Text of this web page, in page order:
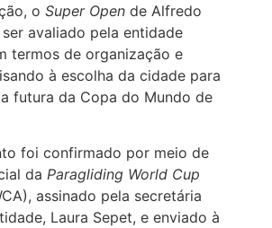
o Super Open de Alfredo
avaliado pela entidade
termos de organização e
à escolha da cidade para
futura da Copa do Mundo de
foi confirmado por meio de
da Paragliding World Cup
assinado pela secretária
Laura Sepet, e enviado à